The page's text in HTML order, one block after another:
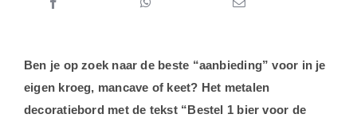
Ben je op zoek naar de beste “aanbieding” voor in je
eigen kroeg, mancave of keet? Het metalen
decoratiebord met de tekst “Bestel 1 bier voor de